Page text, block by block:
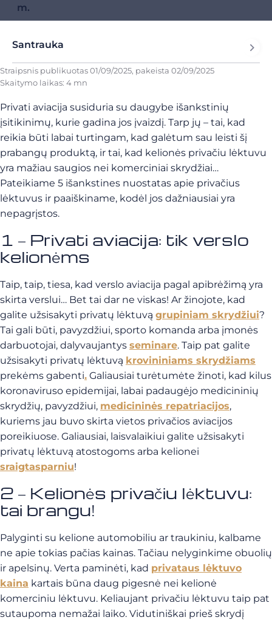
m.
Santrauka
Straipsnis publikuotas01/09/2025, pakeista 02/09/2025
Skaitymo laikas: 4 mn
Privati aviacija susiduria su daugybe išankstinių
įsitikinimų, kurie gadina jos įvaizdį. Tarp jų – tai, kad
reikia būti labai turtingam, kad galėtum sau leisti šį
prabangų produktą, ir tai, kad kelionės privačiu lėktuvu
yra mažiau saugios nei komerciniai skrydžiai…
Pateikiame 5 išankstines nuostatas apie privačius
lėktuvus ir paaiškiname, kodėl jos dažniausiai yra
nepagrįstos.
1 – Privati aviacija: tik verslo
kelionėms
Taip, taip, tiesa, kad verslo aviacija pagal apibrėžimą yra
skirta verslui… Bet tai dar ne viskas! Ar žinojote, kad
galite užsisakyti privatų lėktuvą grupiniam skrydžiui?
Tai gali būti, pavyzdžiui, sporto komanda arba įmonės
darbuotojai, dalyvaujantys seminare. Taip pat galite
užsisakyti privatų lėktuvą krovininiams skrydžiams
prekėms gabenti. Galiausiai turėtumėte žinoti, kad kilus
koronaviruso epidemijai, labai padaugėjo medicininių
skrydžių, pavyzdžiui, medicininės repatriacijos,
kuriems jau buvo skirta vietos privačios aviacijos
poreikiuose. Galiausiai, laisvalaikiui galite užsisakyti
privatų lėktuvą atostogoms arba kelionei
sraigtasparniu!
2 – Kelionės privačiu lėktuvu:
tai brangu!
Palyginti su kelione automobiliu ar traukiniu, kalbame
ne apie tokias pačias kainas. Tačiau nelyginkime obuolių
ir apelsinų. Verta paminėti, kad privataus lėktuvo
kaina kartais būna daug pigesnė nei kelionė
komerciniu lėktuvu. Keliaujant privačiu lėktuvu taip pat
sutaupoma nemažai laiko. Vidutiniškai prieš skrydį